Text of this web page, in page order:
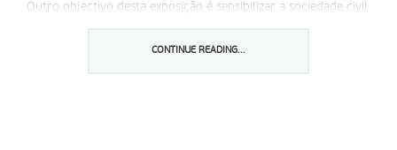
Outro objectivo desta exposição é sensibilizar a sociedade civil
angariação de fundos que permita o reforço da missão em
CONTINUE READING...